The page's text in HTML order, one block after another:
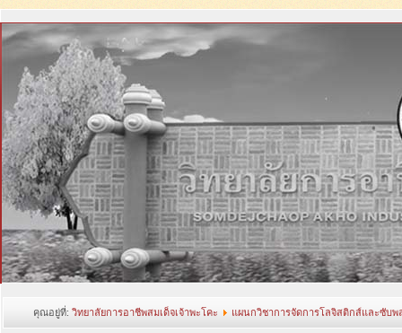
คุณอยู่ที่: วิทยาลัยการอาชีพสมเด็จเจ้าพะโคะ
แผนกวิชาการจัดการโลจิสติกส์และซับพ
กส์และซับพลายเซน